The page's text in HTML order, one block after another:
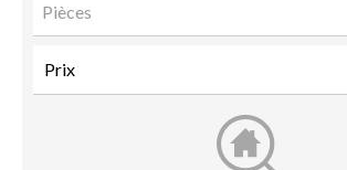
Pièces